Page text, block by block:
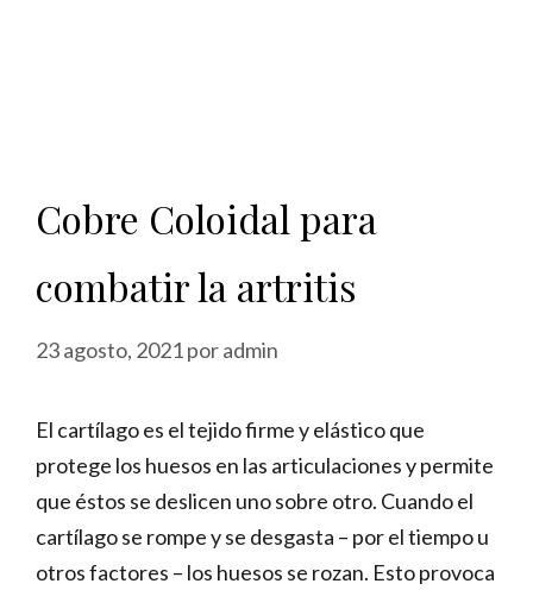
Cobre Coloidal para
combatir la artritis
23 agosto, 2021poradmin
El cartílago es el tejido firme y elástico que
protege los huesos en las articulaciones y permite
que éstos se deslicen uno sobre otro. Cuando el
cartílago se rompe y se desgasta – por el tiempo u
otros factores – los huesos se rozan. Esto provoca